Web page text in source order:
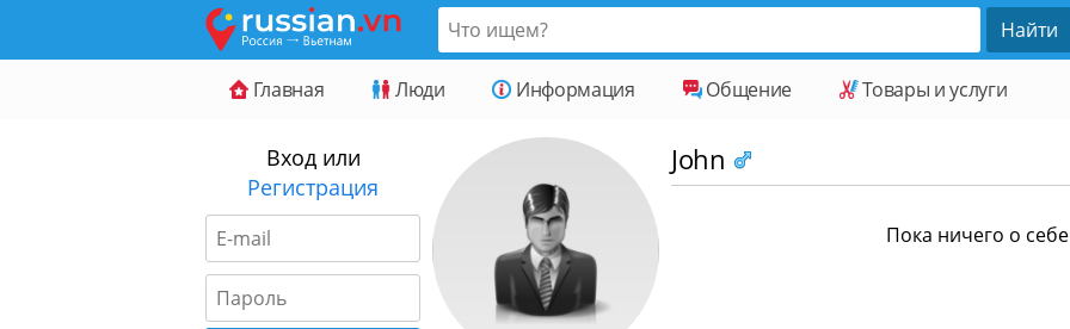
Главная Люди Информация Общение Товары и услуги
Вход или
Регистрация
John
Пока ничего о